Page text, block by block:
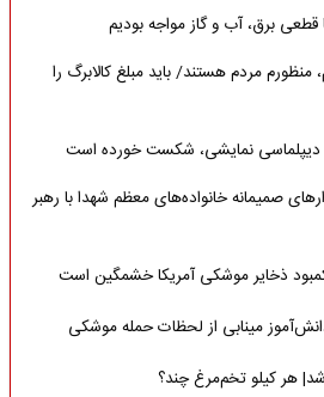
قطعی برق، آب و گاز مواجه بودیم
مردم هستند/ باید مبلغ کالابرگ را
دیپلماسی نمایشی، شکست خورده است
صمیمانه خانواده‌های معظم شهدا با رهبر
ذخایر موشکی آمریکا خشمگین است
مینابی از لحظات حمله موشکی
هر کیلو تخم‌مرغ چند؟